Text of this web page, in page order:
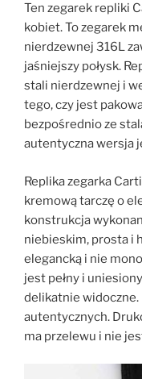
Ten zegarek repliki
kobiet. To zegarek
nierdzewnej 316L
jaśniejszy połysk.
stali nierdzewnej i
tego, czy jest
bezpośrednio ze
autentyczna wersja
Replika zegarka
kremową tarczę o
konstrukcja
niebieskim, prosta i
elegancką i nie
jest pełny i
delikatnie
autentycznych.
ma przelewu i nie